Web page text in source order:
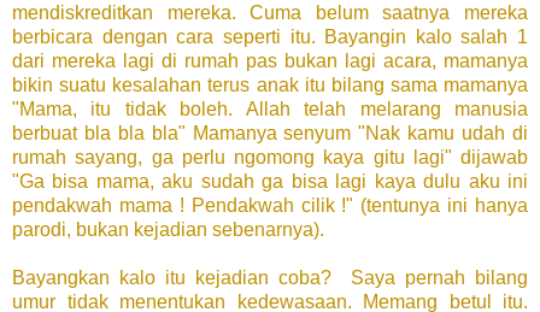
mendiskreditkan mereka. Cuma belum saatnya mereka
berbicara dengan cara seperti itu. Bayangin kalo salah 1
dari mereka lagi di rumah pas bukan lagi acara, mamanya
bikin suatu kesalahan terus anak itu bilang sama mamanya
"Mama, itu tidak boleh. Allah telah melarang manusia
berbuat bla bla bla" Mamanya senyum "Nak kamu udah di
rumah sayang, ga perlu ngomong kaya gitu lagi" dijawab
"Ga bisa mama, aku sudah ga bisa lagi kaya dulu aku ini
pendakwah mama ! Pendakwah cilik !" (tentunya ini hanya
parodi, bukan kejadian sebenarnya).
Bayangkan kalo itu kejadian coba? Saya pernah bilang
umur tidak menentukan kedewasaan. Memang betul itu.